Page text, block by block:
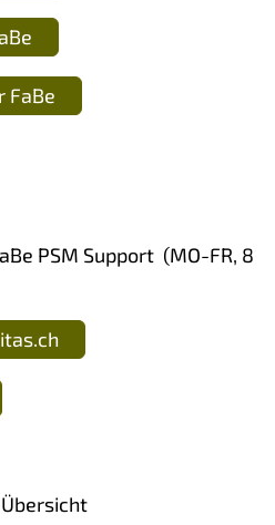
FaBe
PSM Support (MO-FR, 8
t s ch